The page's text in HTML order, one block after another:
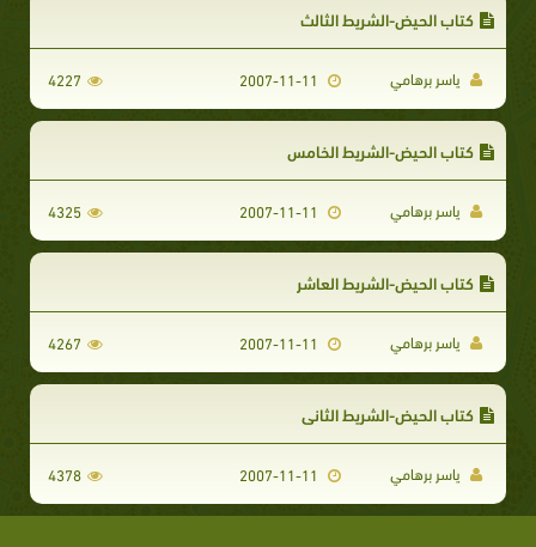
كتاب الحيض-الشريط الثالث
ياسر برهامي 4227
كتاب الحيض-الشريط الخامس
ياسر برهامي 4325
كتاب الحيض-الشريط العاشر
ياسر برهامي 4267
كتاب الحيض-الشريط الثاني
ياسر برهامي 4378